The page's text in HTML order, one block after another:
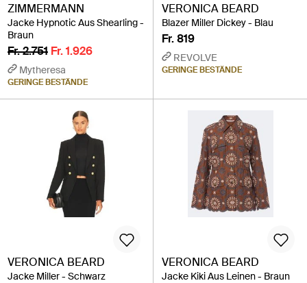
ZIMMERMANN
Jacke Hypnotic Aus Shearling -
Braun
Fr. 2.751 Fr. 1.926
Mytheresa
GERINGE BESTÄNDE
VERONICA BEARD
Blazer Miller Dickey - Blau
Fr. 819
REVOLVE
GERINGE BESTÄNDE
VERONICA BEARD
Jacke Miller - Schwarz
VERONICA BEARD
Jacke Kiki Aus Leinen - Braun